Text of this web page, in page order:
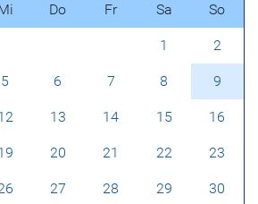
Do Fr Sa So
1 2
5 6 7 8 9
13 14 15 16
20 21 22 23
27 28 29 30